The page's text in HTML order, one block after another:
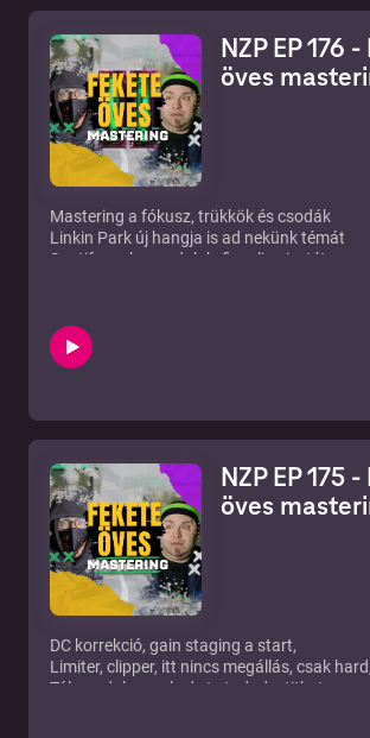
NZP EP 176
öves
Mastering a fókusz, trükkök és csodák
Linkin Park új hangja is ad nekünk témát
Spotify-on kamu dalok, figyelj, mi a tét
https://apple.co/2DIyvnb Facebook: http://
Instagram: https://bit.ly/3lUVEd4 Twitter:
http://bit.ly/2GtsexN Telegram: http://bit.ly/
NZP EP 175
öves
DC korrekció, gain staging a start,
Limiter, clipper, itt nincs megállás, csak hard,
Túlcsordul a peak, de te tudod a titkot,